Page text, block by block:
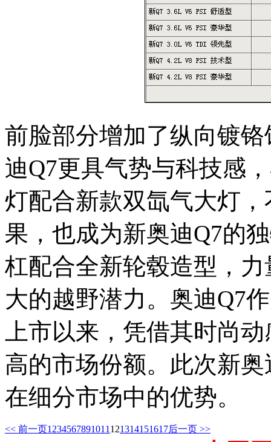
前脸部分增加了纵向镀
迪Q7更具气势与科技感
灯配合新款双氙气大灯
果，也成为新奥迪Q7的
杠配合全新轮毂造型，
大的越野潜力。奥迪Q7
上市以来，凭借其时尚
高的市场份额。此次新
在细分市场中的优势。
<< 前一页1 234567891011 121314151617后一页 >>